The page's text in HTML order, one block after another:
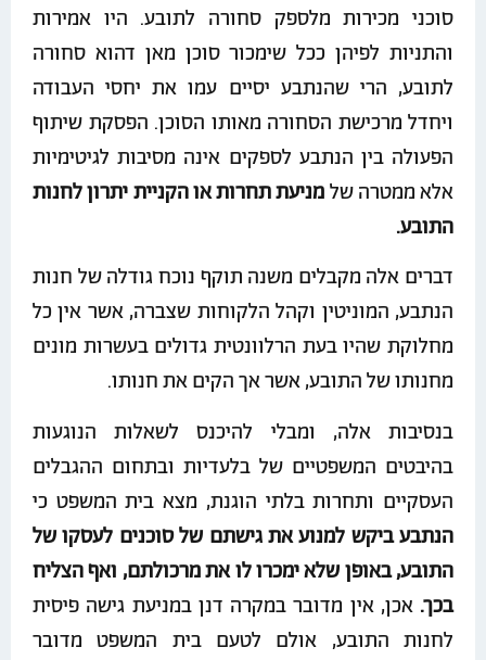
סוכני מכירות מלספק סחורה לתובע. היו אמירות
והתניות לפיהן ככל שימכור סוכן מאן דהוא סחורה
לתובע, הרי שהנתבע יסיים עמו את יחסי העבודה
ויחדל מרכישת הסחורה מאותו הסוכן. הפסקת שיתוף
הפעולה בין הנתבע לספקים אינה מסיבות לגיטימיות
אלא ממטרה שלמניעת תחרות או הקניית יתרון לחנות
התובע.
דברים אלה מקבלים משנה תוקף נוכח גודלה של חנות
הנתבע, המוניטין וקהל הלקוחות שצברה, אשר אין כל
מחלוקת שהיו בעת הרלוונטית גדולים בעשרות מונים
מחנותו של התובע, אשר אך הקים את חנותו.
בנסיבות אלה, ומבלי להיכנס לשאלות הנוגעות
בהיבטים המשפטיים של בלעדיות ובתחום ההגבלים
העסקיים ותחרות בלתי הוגנת, מצא בית המשפט כי
הנתבע ביקש למנוע את גישתם של סוכנים לעסקו של
התובע, באופן שלא ימכרו לו את מרכולתם, ואף הצליח
בכך. אכן, אין מדובר במקרה דנן במניעת גישה פיסית
לחנות התובע, אולם לטעם בית המשפט מדובר